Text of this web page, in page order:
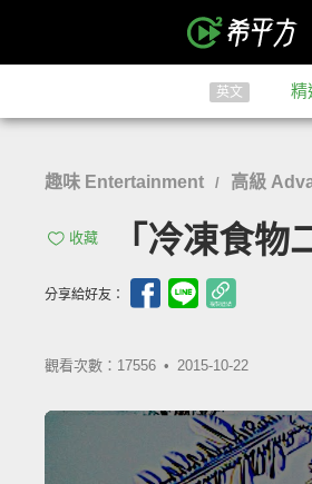
英文 精
趣味 Entertainment / 高級
收藏 「冷凍食
分享給好友：
觀看次數：17556 • 2015-10-22